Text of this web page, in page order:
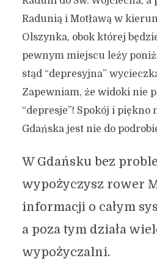
Radunią i Motławą w
Olszynka, obok której
pewnym miejscu leży
stąd “depresyjna”
Zapewniam, że widoki nie
“depresje”! Spokój i
Gdańska jest nie do
W Gdańsku bez
wypożyczysz rower
informacji o całym
a poza tym działa
wypożyczalni.